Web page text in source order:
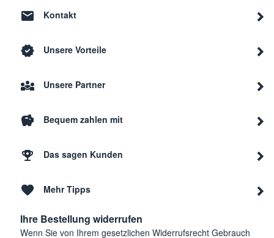
Kontakt
Unsere Vorteile
Unsere Partner
Bequem zahlen mit
Das sagen Kunden
Mehr Tipps
Ihre Bestellung widerrufen
Wenn Sie von Ihrem gesetzlichen Widerrufsrecht Gebrauch